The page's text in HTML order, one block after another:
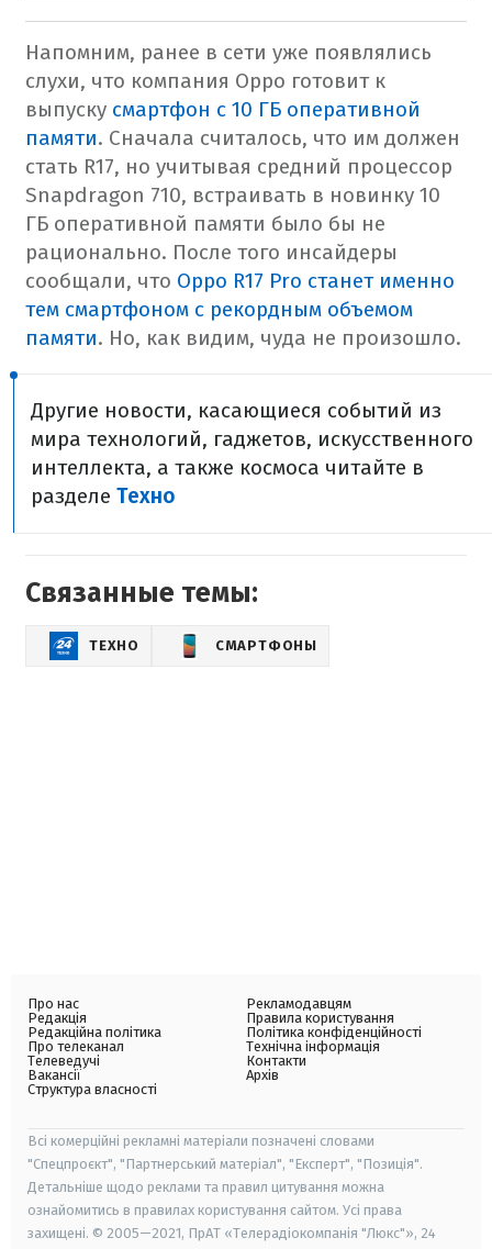
Напомним, ранее в сети уже появлялись
слухи, что компания Oppo готовит к
выпуску смартфон с 10 ГБ оперативной
памяти. Сначала считалось, что им должен
стать R17, но учитывая средний процессор
Snapdragon 710, встраивать в новинку 10
ГБ оперативной памяти было бы не
рационально. После того инсайдеры
сообщали, что Oppo R17 Pro станет именно
тем смартфоном с рекордным объемом
памяти. Но, как видим, чуда не произошло.
Другие новости, касающиеся событий из
мира технологий, гаджетов, искусственного
интеллекта, а также космоса читайте в
разделе Техно
Связанные темы:
ТЕХНО СМАРТФОНЫ
Про нас
Редакція
Редакційна політика
Про телеканал
Телеведучі
Вакансії
Структура власності
Рекламодавцям
Правила користування
Політика конфіденційності
Технічна інформація
Контакти
Архів
Всі комерційні рекламні матеріали позначені словами
"Спецпроєкт", "Партнерський матеріал", "Експерт", "Позиція".
Детальніше щодо реклами та правил цитування можна
ознайомитись в правилах користування сайтом. Усі права
захищені. © 2005—2021, ПрАТ «Телерадіокомпанія "Люкс"», 24